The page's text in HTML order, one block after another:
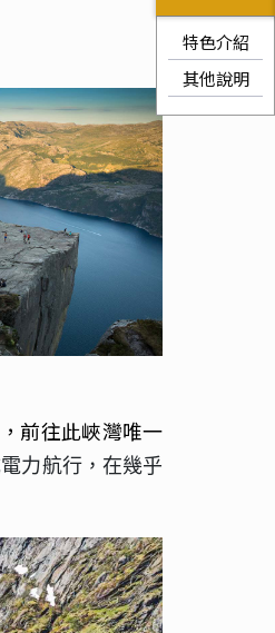
特色介紹
其他說明
前往此峽灣唯一
力航行，在幾乎